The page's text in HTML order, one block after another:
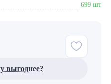
выгоднее?
699 шт